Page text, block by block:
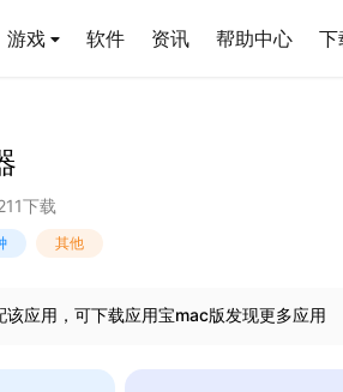
游戏 软件 资讯 帮助中心 下
下载
其他
应用，可下载应用宝mac版发现更多应用